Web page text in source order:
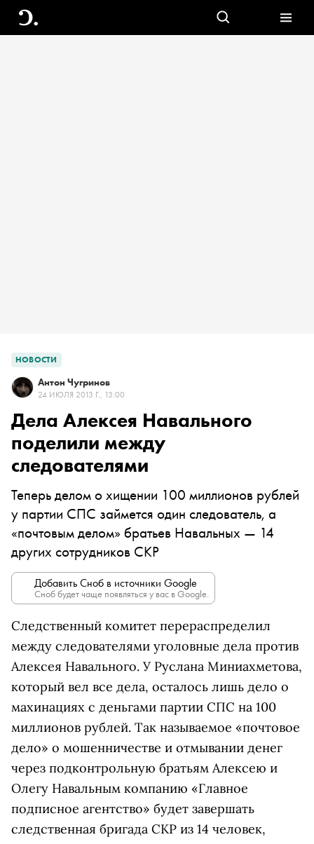
НОВОСТИ
Антон Чугринов
24 ИЮЛЯ 2013 Г., 13:00
Дела Алексея Навального
поделили между
следователями
Теперь делом о хищении 100 миллионов рублей
у партии СПС займется один следователь, а
«почтовым делом» братьев Навальных — 14
других сотрудников СКР
Добавить Сноб в источники Google
Сноб будет чаще появляться у вас в Google.
Следственный комитет перераспределил
между следователями уголовные дела против
Алексея Навального. У Руслана Миниахметова,
который вел все дела, осталось лишь дело о
махинациях с деньгами партии СПС на 100
миллионов рублей. Так называемое «почтовое
дело» о мошенничестве и отмывании денег
через подконтрольную братьям Алексею и
Олегу Навальным компанию «Главное
подписное агентство» будет завершать
следственная бригада СКР из 14 человек,